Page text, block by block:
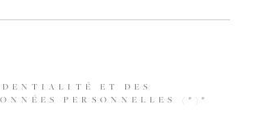
ET DES
PERSONNELLES (*)*